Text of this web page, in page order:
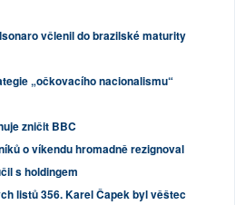
včlenil do brazilské maturity
„očkovacího nacionalismu“
zničit BBC
o víkendu hromadně rezignoval
s holdingem
listů 356. Karel Čapek byl věštec